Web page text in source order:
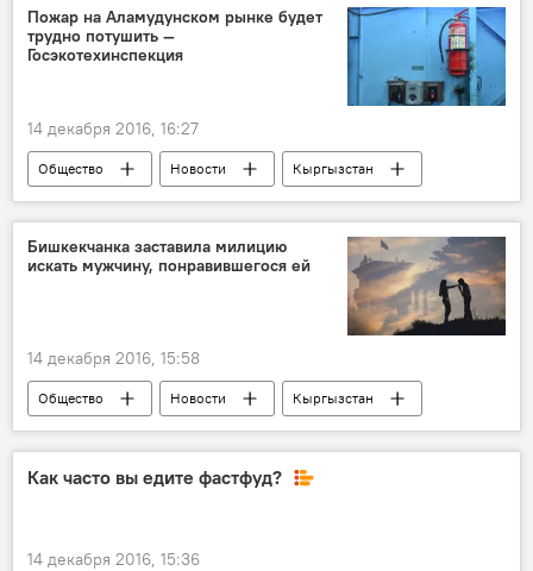
улица
таблички
активисты
демонтаж
Активист установил таблички с названием улиц, власти против этого
Пожар на Аламудунском рынке будет
трудно потушить —
Госэкотехинспекция
14 декабря 2016, 16:27
Общество Новости
Кыргызстан
Аламедин-1
Госэкотехинспекция
рынок
штраф
Бишкекчанка заставила милицию
искать мужчину, понравившегося ей
14 декабря 2016, 15:58
Общество Новости
Кыргызстан
розыск
водитель
любовь
милиция
грузовик
Как часто вы едите фастфуд?
14 декабря 2016, 15:36